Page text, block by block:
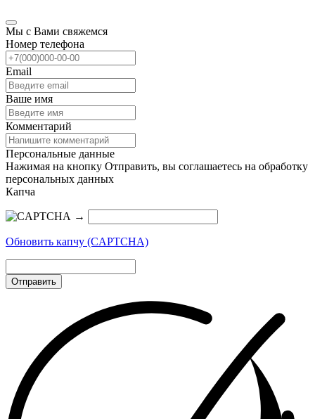
Мы с Вами свяжемся
Номер телефона
Email
Ваше имя
Комментарий
Персональные данные
Нажимая на кнопку Отправить, вы соглашаетесь на обработку
персональных данных
Капча
→
Обновить капчу (CAPTCHA)
Отправить